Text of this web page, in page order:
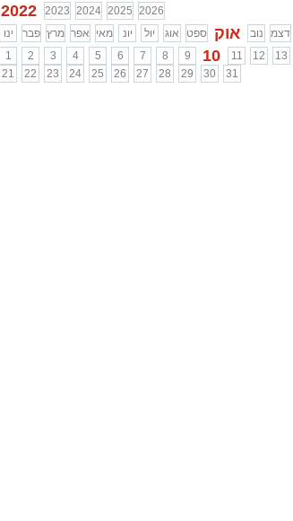
2022 2023 2024 2025 2026
ינו
פבר מרץ אפר מאי יונ יול אוג ספט אוק נוב
דצמ
1
2 3 4 5 6 7 8 9 10 11 12 13
21
22 23 24 25 26 27 28 29 30 31